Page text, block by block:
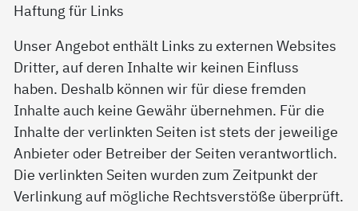
Haftung für Links
Unser Angebot enthält Links zu externen Websites
Dritter, auf deren Inhalte wir keinen Einfluss
haben. Deshalb können wir für diese fremden
Inhalte auch keine Gewähr übernehmen. Für die
Inhalte der verlinkten Seiten ist stets der jeweilige
Anbieter oder Betreiber der Seiten verantwortlich.
Die verlinkten Seiten wurden zum Zeitpunkt der
Verlinkung auf mögliche Rechtsverstöße überprüft.